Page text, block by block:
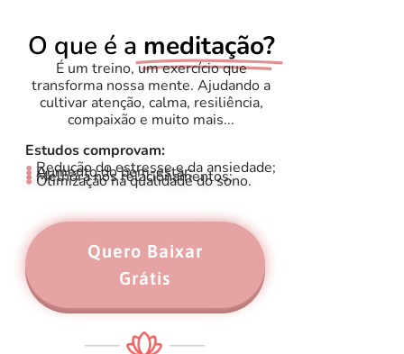
O que é a meditação?
É um treino, um exercício que
transforma nossa mente. Ajudando a
cultivar atenção, calma, resiliência,
compaixão e muito mais...
Estudos comprovam:
• Redução do estresse e da ansiedade;
• Aumento do bem-estar;
• Melhora nos relacionamentos;
• Otimização na qualidade do sono.
Quero Baixar
Grátis